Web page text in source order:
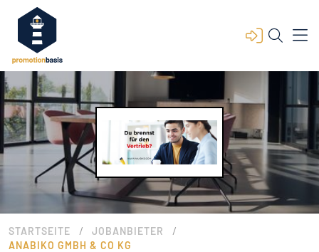
STARTSEITE / JOBANBIETER /
ANABIKO GMBH & CO KG